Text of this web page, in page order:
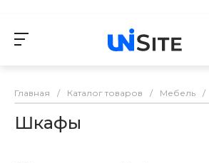
Главная / Каталог товаров / Мебель /
Шкафы